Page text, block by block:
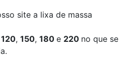
site a lixa de massa
120, 150, 180 e 220 no que se